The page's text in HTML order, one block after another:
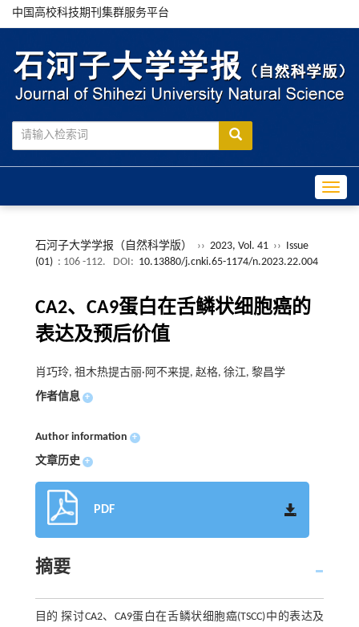
中国高校科技期刊集群服务平台
石河子大学学报（自然科学版） ›› 2023, Vol. 41 ›› Issue
(01) : 106 -112. DOI: 10.13880/j.cnki.65-1174/n.2023.22.004
CA2、CA9蛋白在舌鳞状细胞癌的
表达及预后价值
肖巧玲, 祖木热提古丽·阿不来提, 赵格, 徐江, 黎昌学
作者信息 +
Author information +
文章历史 +
PDF
摘要
目的 探讨CA2、CA9蛋白在舌鳞状细胞癌(TSCC)中的表达及